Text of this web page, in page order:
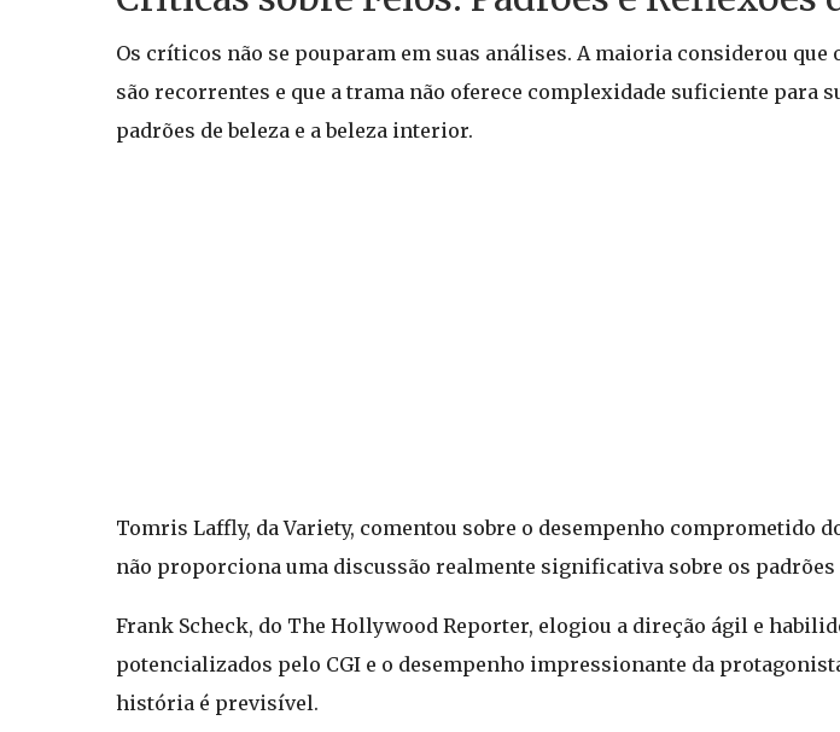
Os críticos não se pouparam em suas análises. A maioria considerou que
são recorrentes e que a trama não oferece complexidade suficiente para
padrões de beleza e a beleza interior.
Tomris Laffly, da Variety, comentou sobre o desempenho comprometido
não proporciona uma discussão realmente significativa sobre os
Frank Scheck, do The Hollywood Reporter, elogiou a direção ágil e
potencializados pelo CGI e o desempenho impressionante da
história é previsível.